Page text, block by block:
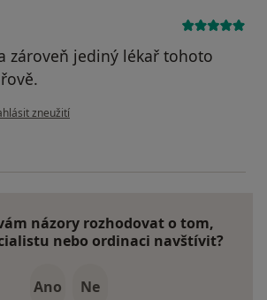
zároveň jediný lékař tohoto
názoru uživatele Pacient
zneužití
názory rozhodovat o tom,
nebo ordinaci navštívit?
Ano Ne